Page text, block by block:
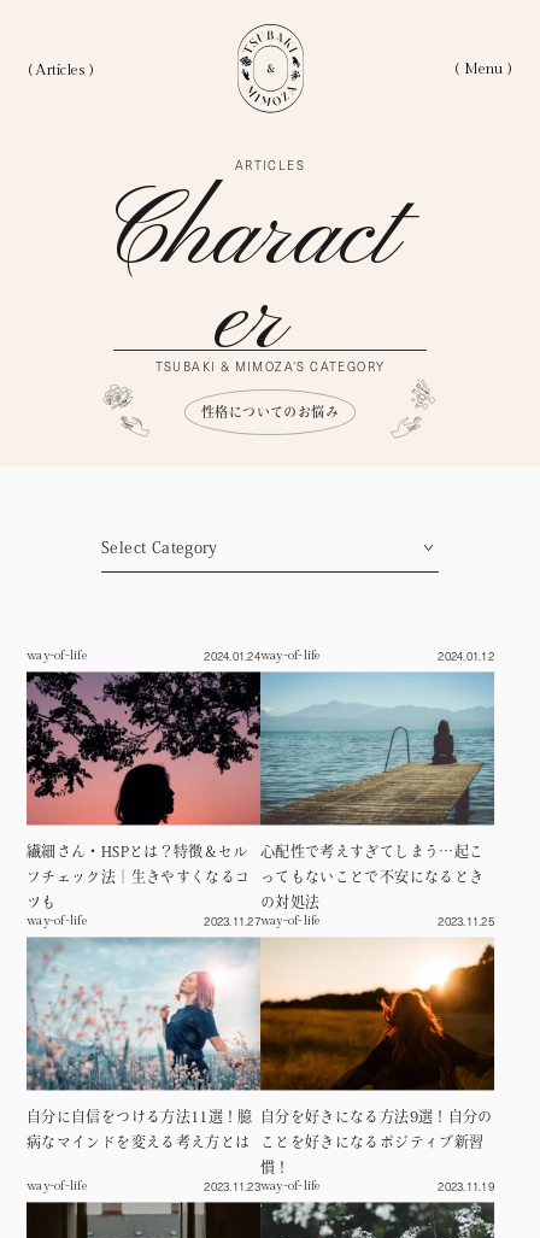
( Articles )
About私たちについて
Articles
Category
心揺れる瞬間たち
Moment
繊細な私の見る世界
Sensitvie
これが私だから
Myself
自分だけの人生じゃないこと
Life
( Menu )
ARTICLES
Charact
Er
TSUBAKI & MIMOZA‘S CATEGORY
性格についてのお悩み
way-of-life 2024.01.24
繊細さん・HSPとは？特徴＆セル
フチェック法｜生きやすくなるコ
ツも
way-of-life 2024.01.12
心配性で考えすぎてしまう…起こ
ってもないことで不安になるとき
の対処法
way-of-life
2023.11.27
自分に自信をつける方法11選！臆
病なマインドを変える考え方とは
way-of-life 2023.11.25
自分を好きになる方法9選！自分の
ことを好きになるポジティブ新習
慣！
way-of-life
2023.11.23way-of-life 2023.11.19